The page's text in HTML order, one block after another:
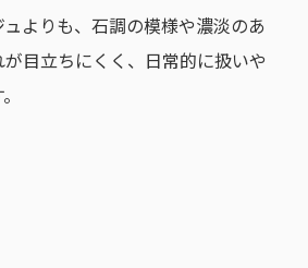
よりも、石調の模様や濃淡のあ
目立ちにくく、日常的に扱いや